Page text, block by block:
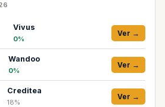
Vivus
0%
Ver →
Wandoo
0%
Ver →
Creditea
18%
Ver →